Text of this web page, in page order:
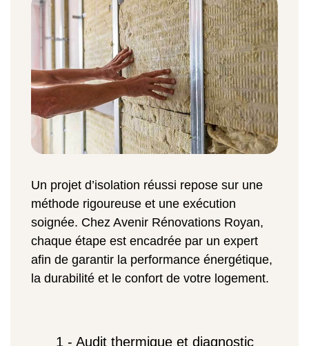
Un projet d’isolation réussi repose sur une
méthode rigoureuse et une exécution
soignée. Chez Avenir Rénovations Royan,
chaque étape est encadrée par un expert
afin de garantir la performance énergétique,
la durabilité et le confort de votre logement.
1 - Audit thermique et diagnostic